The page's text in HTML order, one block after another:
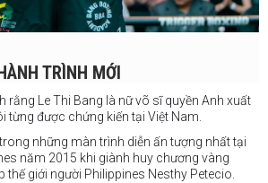
TRÌNH MỚI
rằng Le Thi Bang là nữ võ sĩ quyền Anh xuất
từng được chứng kiến tại Việt Nam.
những màn trình diễn ấn tượng nhất tại
năm 2015 khi giành huy chương vàng
thế giới người Philippines Nesthy Petecio.